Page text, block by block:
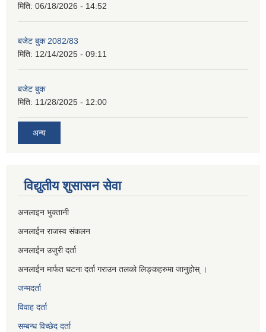
मिति: 06/18/2026 - 14:52
बजेट बुक 2082/83
मिति: 12/14/2025 - 09:11
बजेट बुक
मिति: 11/28/2025 - 12:00
अन्य
विद्युतीय शुसासन सेवा
अनलाइन भुक्तानी
अनलाईन राजस्व संकलन
अनलाईन उजुरी दर्ता
अनलाईन मार्फत घटना दर्ता गराउन तलको लिङ्कहरुमा जानुहोस् ।
जन्मदर्ता
विवाह दर्ता
सम्बन्ध विच्छेद दर्ता